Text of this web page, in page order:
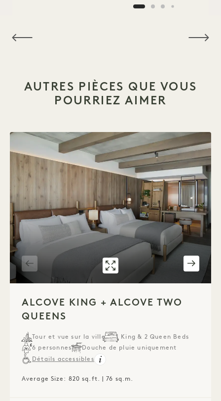
AUTRES PIÈCES QUE VOUS
POURRIEZ AIMER
GALERIE 315 CHAMBRE
ALCOVE KING + ALCOVE TWO
QUEENS
Tour et vue sur la ville
1 King & 2 Queen Beds
6 personnes
Douche de pluie uniquement
Détails accessibles
Average Size: 820 sq.ft. | 76 sq.m.